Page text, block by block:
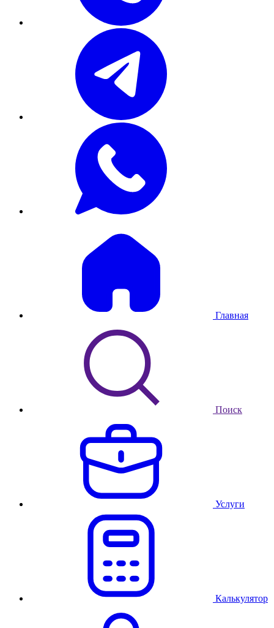
Главная
Поиск
Услуги
Калькулятор